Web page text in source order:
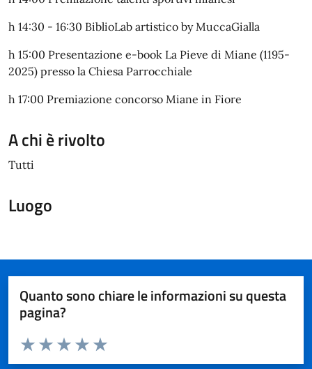
h 14:30 - 16:30 BiblioLab artistico by MuccaGialla
h 15:00 Presentazione e-book La Pieve di Miane (1195-
2025) presso la Chiesa Parrocchiale
h 17:00 Premiazione concorso Miane in Fiore
A chi è rivolto
Tutti
Luogo
Quanto sono chiare le informazioni su questa
pagina?
Domanda
Valuta da 1 a 5 stelle la pagina
Valuta 5 stelle su 5
Valuta 4 stelle su 5
Valuta 3 stelle su 5
Valuta 2 stelle su 5
Valuta 1 stelle su 5